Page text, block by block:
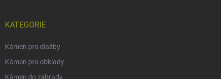
KATEGORIE
Kámen pro dlažby
Kámen pro obklady
Kámen do zahrady